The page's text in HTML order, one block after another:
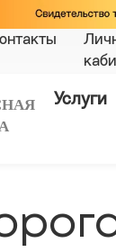
Услуги